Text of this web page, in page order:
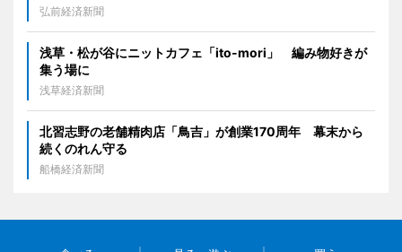
弘前経済新聞
浅草・松が谷にニットカフェ「ito-mori」 編み物好きが
集う場に
浅草経済新聞
北習志野の老舗精肉店「鳥吉」が創業170周年 幕末から
続くのれん守る
船橋経済新聞